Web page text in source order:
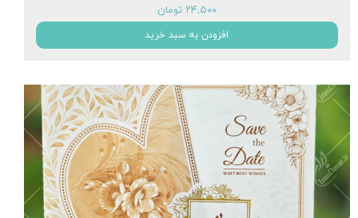
۲۴,۵۰۰ تومان
افزودن به سبد خرید